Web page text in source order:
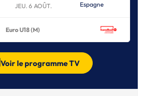
JEU. 6 AOÛT. Espagne
Euro U18 (M)
Voir le programme TV